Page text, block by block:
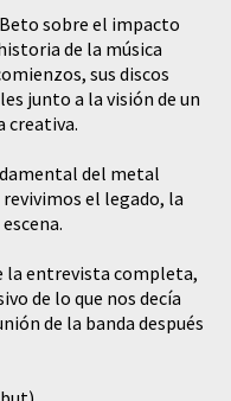
sobre el impacto
de la música
sus discos
junto a la visión de un
creativa.
del metal
el legado, la
la entrevista completa,
de lo que nos decía
de la banda después